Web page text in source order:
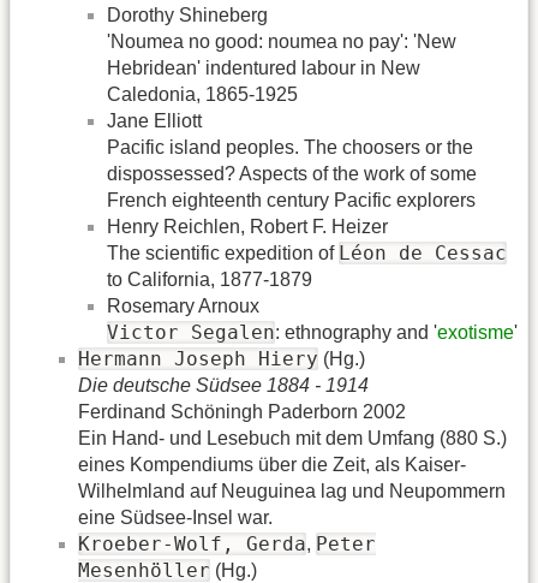
Dorothy Shineberg
'Noumea no good: noumea no pay': 'New
Hebridean' indentured labour in New
Caledonia, 1865-1925
Jane Elliott
Pacific island peoples. The choosers or the
dispossessed? Aspects of the work of some
French eighteenth century Pacific explorers
Henry Reichlen, Robert F. Heizer
The scientific expedition of Léon de Cessac
to California, 1877-1879
Rosemary Arnoux
Victor Segalen: ethnography and 'exotisme'
Hermann Joseph Hiery (Hg.)
Die deutsche Südsee 1884 - 1914
Ferdinand Schöningh Paderborn 2002
Ein Hand- und Lesebuch mit dem Umfang (880 S.)
eines Kompendiums über die Zeit, als Kaiser-
Wilhelmland auf Neuguinea lag und Neupommern
eine Südsee-Insel war.
Kroeber-Wolf, Gerda, Peter
Mesenhöller (Hg.)